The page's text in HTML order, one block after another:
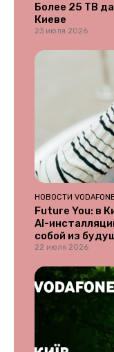
Более 25 ТВ
Киеве
23 июля 2026
НОВОСТИ VODAFONE
Future You: в
AI-
собой из
22 июля 2026